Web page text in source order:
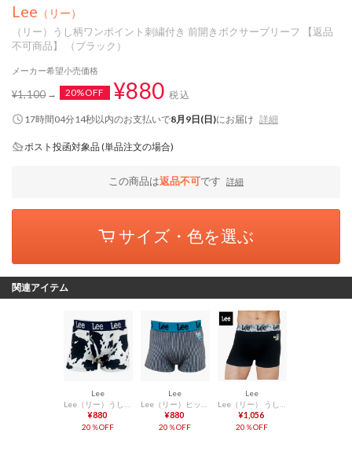
Lee （リー）
（リー）うし柄ワンポイント刺繍付き 前開きボクサーブリーフ 【返品
不可商品】 （ブラック）
メーカー希望小売価格
¥1,100 20%OFF ¥880 税込
17時間04分13秒以内のお支払いで8月9日(日)にお届け 詳細
ポスト投函対象品 (単品注文の場合)
この商品は返品不可です 詳細
サイズ・色を選ぶ
関連アイテム
Lee
¥880
20％OFF
Lee
¥880
20％OFF
Lee
¥1,056
20％OFF